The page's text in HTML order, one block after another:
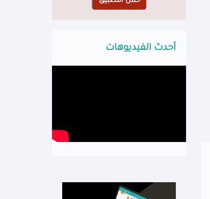
أحدث الفيديوهات